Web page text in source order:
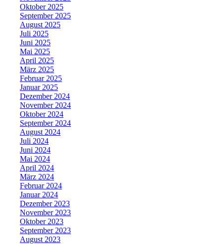
Oktober 2025
September 2025
August 2025
Juli 2025
Juni 2025
Mai 2025
April 2025
März 2025
Februar 2025
Januar 2025
Dezember 2024
November 2024
Oktober 2024
September 2024
August 2024
Juli 2024
Juni 2024
Mai 2024
April 2024
März 2024
Februar 2024
Januar 2024
Dezember 2023
November 2023
Oktober 2023
September 2023
August 2023